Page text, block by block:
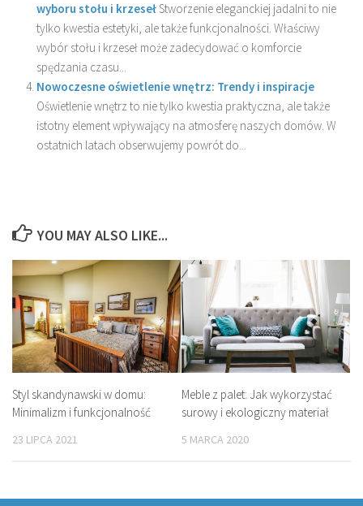
wyboru stołu i krzesełStworzenie eleganckiej jadalni to nie
tylko kwestia estetyki, ale także funkcjonalności. Właściwy
wybór stołu i krzeseł może zadecydować o komforcie
spędzania czasu...
Nowoczesne oświetlenie wnętrz: Trendy i inspiracje
Oświetlenie wnętrz to nie tylko kwestia praktyczna, ale także
istotny element wpływający na atmosferę naszych domów. W
ostatnich latach obserwujemy powrót do...
YOU MAY ALSO LIKE...
Styl skandynawski w domu:
Minimalizm i funkcjonalność
23 LIPCA 2021
Meble z palet: Jak wykorzystać
surowy i ekologiczny materiał
5 MARCA 2020